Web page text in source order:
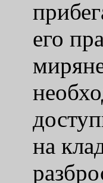
его
на